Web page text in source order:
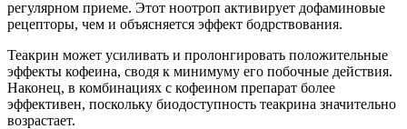
регулярном приеме. Этот ноотроп активирует дофаминовые
рецепторы, чем и объясняется эффект бодрствования.
Теакрин может усиливать и пролонгировать положительные
эффекты кофеина, сводя к минимуму его побочные действия.
Наконец, в комбинациях с кофеином препарат более
эффективен, поскольку биодоступность теакрина значительно
возрастает.